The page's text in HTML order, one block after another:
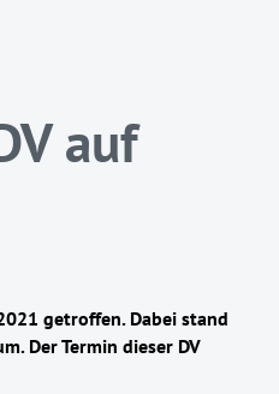
auf
getroffen. Dabei stand
Der Termin dieser DV